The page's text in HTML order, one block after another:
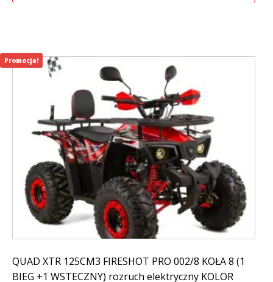
QUAD XTR 125CM3 FIRESHOT PRO 002/8 KOŁA 8 (1
BIEG +1 WSTECZNY) rozruch elektryczny KOLOR
Promocja!